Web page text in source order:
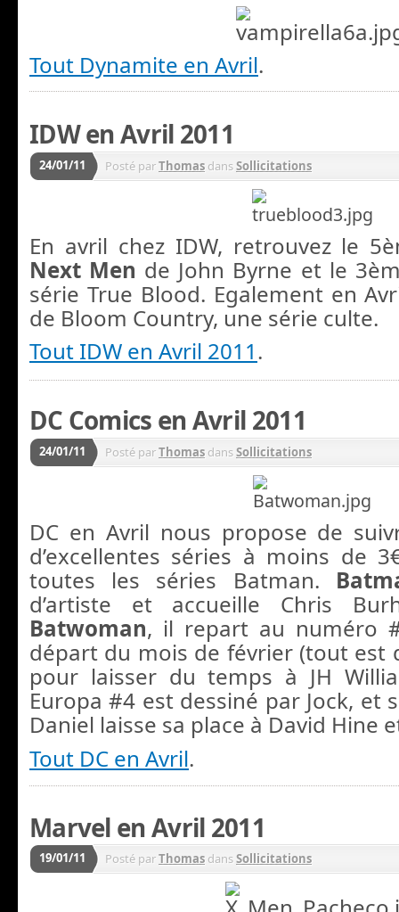
Tout Dynamite en Avril.
IDW en Avril 2011
24/01/11 Posté parThomas dansSollicitations
En avril chez IDW, retrouvez le
Next Men de John Byrne et le
série True Blood. Egalement en
de Bloom Country, une série culte.
Tout IDW en Avril 2011.
DC Comics en Avril 2011
24/01/11 Posté parThomas dansSollicitations
DC en Avril nous propose de
d’excellentes séries à moins de
toutes les séries Batman.
d’artiste et accueille Chris
Batwoman, il repart au numéro
départ du mois de février (tout est
pour laisser du temps à JH
Europa #4 est dessiné par Jock, et
Daniel laisse sa place à David Hine
Tout DC en Avril.
Marvel en Avril 2011
19/01/11 Posté parThomas dansSollicitations